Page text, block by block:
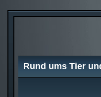
Rund ums Tier